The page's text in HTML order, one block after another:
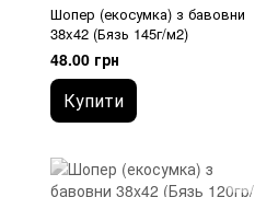
Шопер (екосумка) з бавовни
38x42 (Бязь 145г/м2)
48.00 грн
Купити